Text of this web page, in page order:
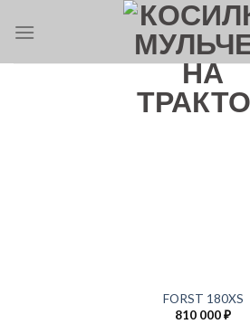
FORST 180XS
810 000₽